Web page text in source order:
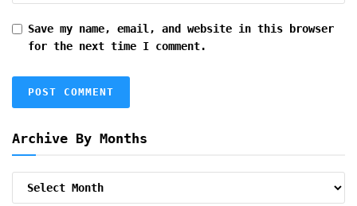
Save my name, email, and website in this browser
for the next time I comment.
Archive By Months
Archive